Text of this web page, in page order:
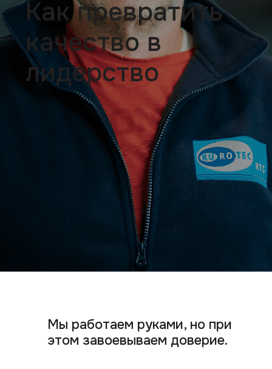
Как превратить
качество в
лидерство
Мы работаем руками, но при
этом завоевываем доверие.